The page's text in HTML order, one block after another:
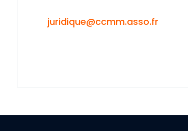
juridique@ccmm.asso.fr